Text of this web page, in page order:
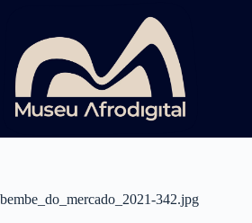
conteúdo
bembe_do_mercado_2021-342.jpg